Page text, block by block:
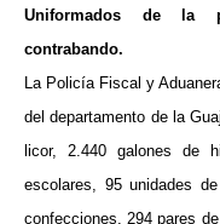
Uniformados de la
contrabando.
La Policía Fiscal y
del departamento de la
licor, 2.440 galones de
escolares, 95 unidades
confecciones, 294 pares